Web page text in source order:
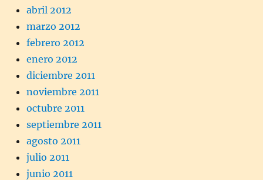
abril 2012
marzo 2012
febrero 2012
enero 2012
diciembre 2011
noviembre 2011
octubre 2011
septiembre 2011
agosto 2011
julio 2011
junio 2011